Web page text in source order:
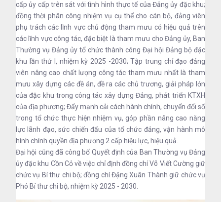
cấp ủy cấp trên sát với tình hình thực tế của Đảng ủy đặc khu;
đồng thời phân công nhiệm vụ cụ thể cho cán bộ, đảng viên
phụ trách các lĩnh vực chủ động tham mưu có hiệu quả trên
các lĩnh vực công tác, đặc biệt là tham mưu cho Đảng ủy, Ban
Thường vụ Đảng ủy tổ chức thành công Đại hội Đảng bộ đặc
khu lần thứ I, nhiệm kỳ 2025 -2030; Tập trung chỉ đạo đảng
viên nâng cao chất lượng công tác tham mưu nhất là tham
mưu xây dựng các đề án, đề ra các chủ trương, giải pháp lớn
của đặc khu trong công tác xây dựng Đảng, phát triển KTXH
của địa phương; Đẩy mạnh cải cách hành chính, chuyển đổi số
trong tổ chức thực hiện nhiệm vụ, góp phần nâng cao năng
lực lãnh đạo, sức chiến đấu của tổ chức đảng, vận hành mô
hình chính quyền địa phương 2 cấp hiệu lực, hiệu quả.
Đại hội cũng đã công bố Quyết định của Ban Thường vụ Đảng
ủy đặc khu Cồn Cỏ về việc chỉ định đồng chí Võ Viết Cường giữ
chức vụ Bí thư chi bộ; đồng chí Đặng Xuân Thành giữ chức vụ
Phó Bí thư chi bộ, nhiệm kỳ 2025 - 2030.